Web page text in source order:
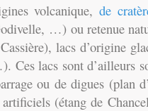
volcanique, de
…) ou retenue
lacs d’origine
Ces lacs sont d’ailleurs
ou de digues (plan
(étang de